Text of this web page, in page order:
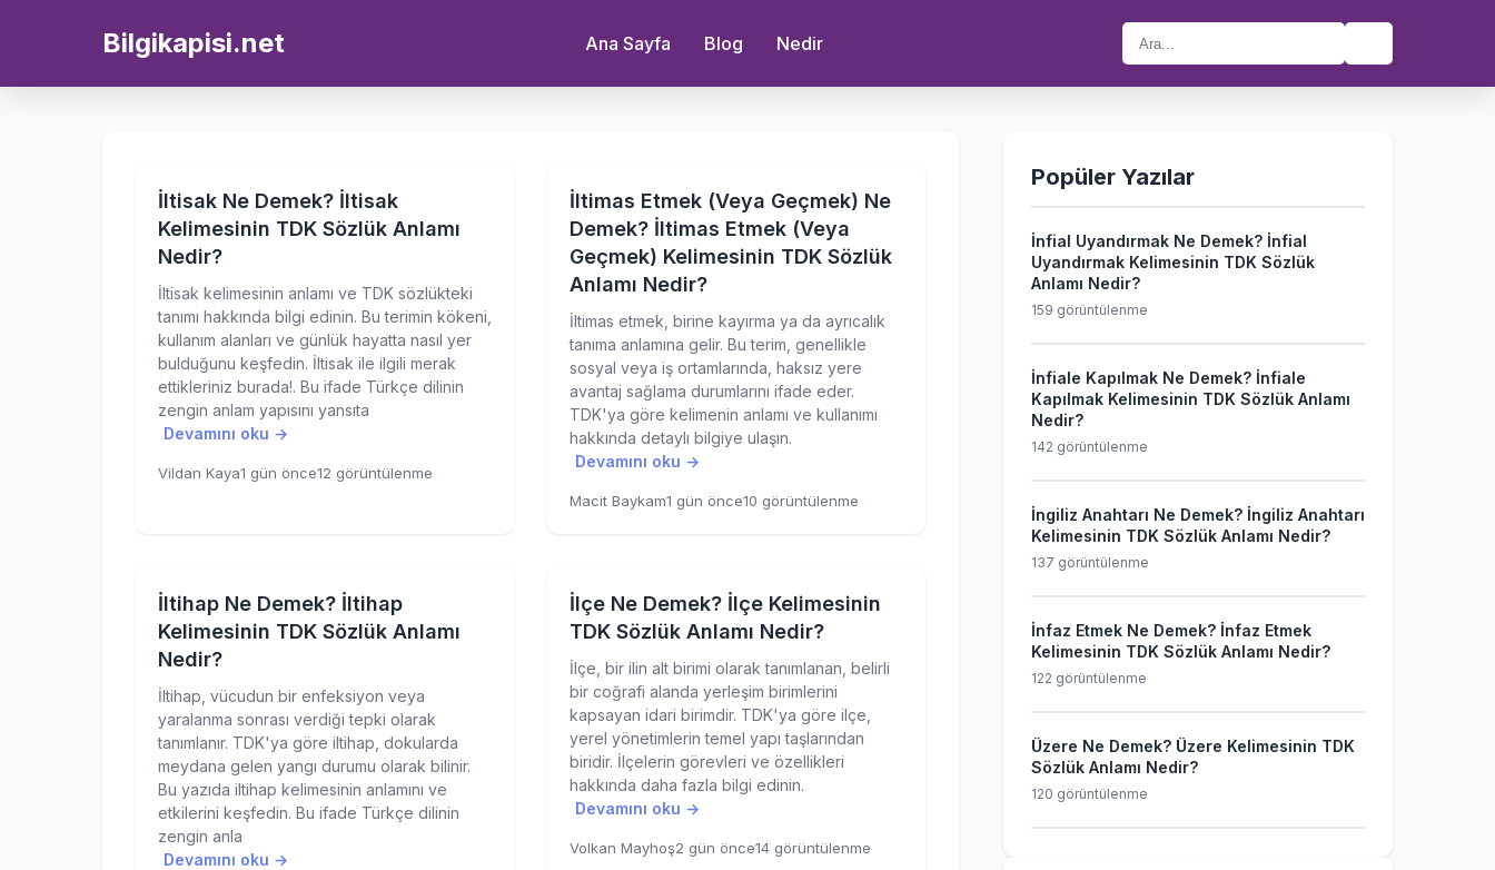
Bilgikapisi.net Ana Sayfa Blog Nedir
İltisak Ne Demek? İltisak
Kelimesinin TDK Sözlük Anlamı
Nedir?
İltisak kelimesinin anlamı ve TDK sözlükteki
tanımı hakkında bilgi edinin. Bu terimin kökeni,
kullanım alanları ve günlük hayatta nasıl yer
bulduğunu keşfedin. İltisak ile ilgili merak
ettikleriniz burada!. Bu ifade Türkçe dilinin
zengin anlam yapısını yansıta
Devamını oku →
Vildan Kaya1 gün önce12 görüntülenme
İltimas Etmek (Veya Geçmek) Ne
Demek? İltimas Etmek (Veya
Geçmek) Kelimesinin TDK Sözlük
Anlamı Nedir?
İltimas etmek, birine kayırma ya da ayrıcalık
tanıma anlamına gelir. Bu terim, genellikle
sosyal veya iş ortamlarında, haksız yere
avantaj sağlama durumlarını ifade eder.
TDK'ya göre kelimenin anlamı ve kullanımı
hakkında detaylı bilgiye ulaşın.
Devamını oku →
Macit Baykam1 gün önce10 görüntülenme
İltihap Ne Demek? İltihap
Kelimesinin TDK Sözlük Anlamı
Nedir?
İltihap, vücudun bir enfeksiyon veya
yaralanma sonrası verdiği tepki olarak
tanımlanır. TDK'ya göre iltihap, dokularda
meydana gelen yangı durumu olarak bilinir.
Bu yazıda iltihap kelimesinin anlamını ve
etkilerini keşfedin. Bu ifade Türkçe dilinin
zengin anla
Devamını oku →
İlçe Ne Demek? İlçe Kelimesinin
TDK Sözlük Anlamı Nedir?
İlçe, bir ilin alt birimi olarak tanımlanan, belirli
bir coğrafi alanda yerleşim birimlerini
kapsayan idari birimdir. TDK'ya göre ilçe,
yerel yönetimlerin temel yapı taşlarından
biridir. İlçelerin görevleri ve özellikleri
hakkında daha fazla bilgi edinin.
Devamını oku →
Volkan Mayhoş2 gün önce14 görüntülenme
Popüler Yazılar
İnfial Uyandırmak Ne Demek? İnfial
Uyandırmak Kelimesinin TDK Sözlük
Anlamı Nedir?
159 görüntülenme
İnfiale Kapılmak Ne Demek? İnfiale
Kapılmak Kelimesinin TDK Sözlük Anlamı
Nedir?
142 görüntülenme
İngiliz Anahtarı Ne Demek? İngiliz Anahtarı
Kelimesinin TDK Sözlük Anlamı Nedir?
137 görüntülenme
İnfaz Etmek Ne Demek? İnfaz Etmek
Kelimesinin TDK Sözlük Anlamı Nedir?
122 görüntülenme
Üzere Ne Demek? Üzere Kelimesinin TDK
Sözlük Anlamı Nedir?
120 görüntülenme